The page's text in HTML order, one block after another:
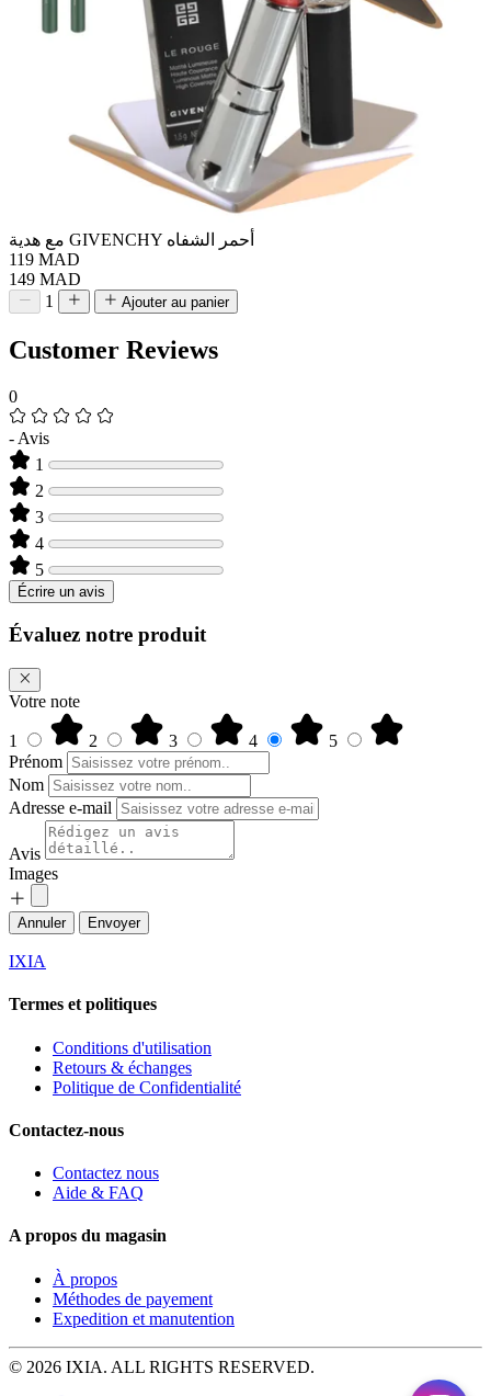
مع هدية GIVENCHY أحمر الشفاه
119 MAD
149 MAD
1
Ajouter au panier
Customer Reviews
0
- Avis
1
2
3
4
5
Écrire un avis
Évaluez notre produit
Votre note
1 2 3 4
5
Prénom
Nom
Adresse e-mail
Avis
Images
Annuler Envoyer
IXIA
Termes et politiques
Conditions d'utilisation
Retours & échanges
Politique de Confidentialité
Contactez-nous
Contactez nous
Aide & FAQ
A propos du magasin
À propos
Méthodes de payement
Expedition et manutention
© 2026 IXIA. ALL RIGHTS RESERVED.